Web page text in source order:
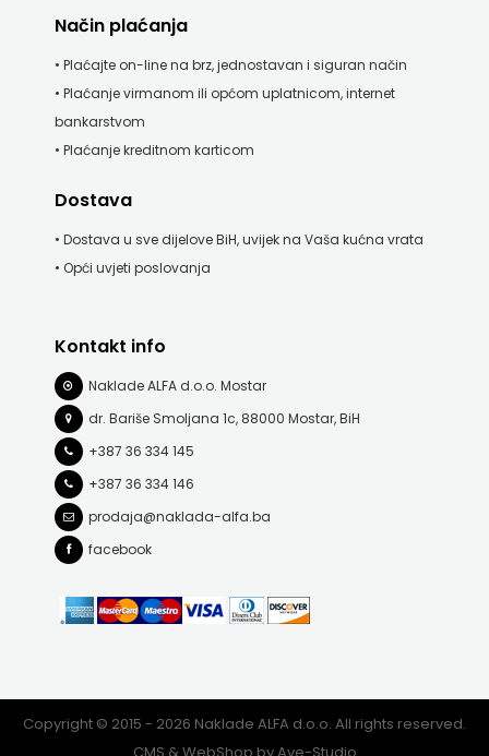
TERAPIJA,
ZAGREB
Twins
GLUTEN
HNŽ
V.B.Z.
VERBUM
VORTO
ZNANJE
Način plaćanja
• Plaćajte on-line na brz, jednostavan i siguran način
• Plaćanje virmanom ili općom uplatnicom, internet
bankarstvom
• Plaćanje kreditnom karticom
Dostava
• Dostava u sve dijelove BiH, uvijek na Vaša kućna vrata
• Opći uvjeti poslovanja
Kontakt info
Naklade ALFA d.o.o. Mostar
dr. Bariše Smoljana 1c, 88000 Mostar, BiH
+387 36 334 145
+387 36 334 146
prodaja@naklada-alfa.ba
facebook
Copyright © 2015 - 2026 Naklade ALFA d.o.o. All rights reserved.